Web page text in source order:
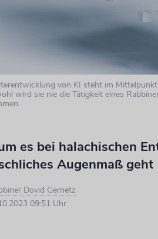
von KI steht im
wird sie nie die Tätigkeit eines
es bei halachischen
Augenmaß geht
Dovid Gernetz
09:51 Uhr